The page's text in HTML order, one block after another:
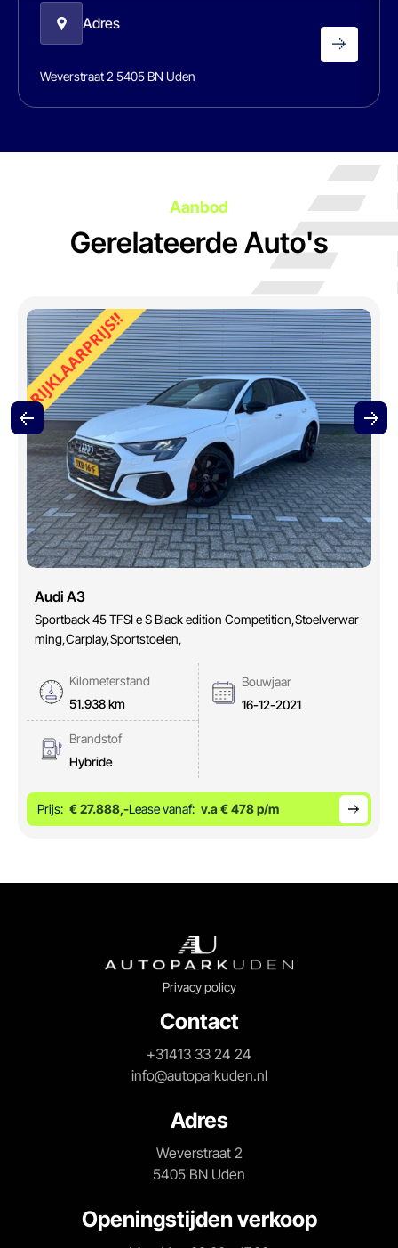
Adres
Weverstraat 2 5405 BN Uden
Aanbod
Gerelateerde Auto's
Audi A3
Sportback 45 TFSI e S Black edition Competition,Stoelverwar
ming,Carplay,Sportstoelen,
Kilometerstand
51.938 km
Bouwjaar
16-12-2021
Brandstof
Hybride
Prijs: € 27.888,-Lease vanaf: v.a € 478 p/m
Privacy policy
Contact
+31413 33 24 24
info@autoparkuden.nl
Adres
Weverstraat 2
5405 BN Uden
Openingstijden verkoop